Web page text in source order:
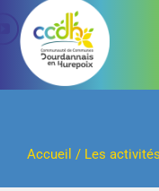
Passer
contenu
Accueil / Les